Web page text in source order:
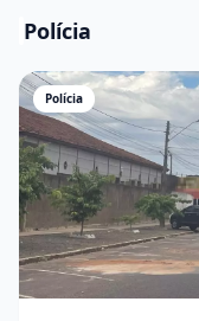
Polícia
Polícia